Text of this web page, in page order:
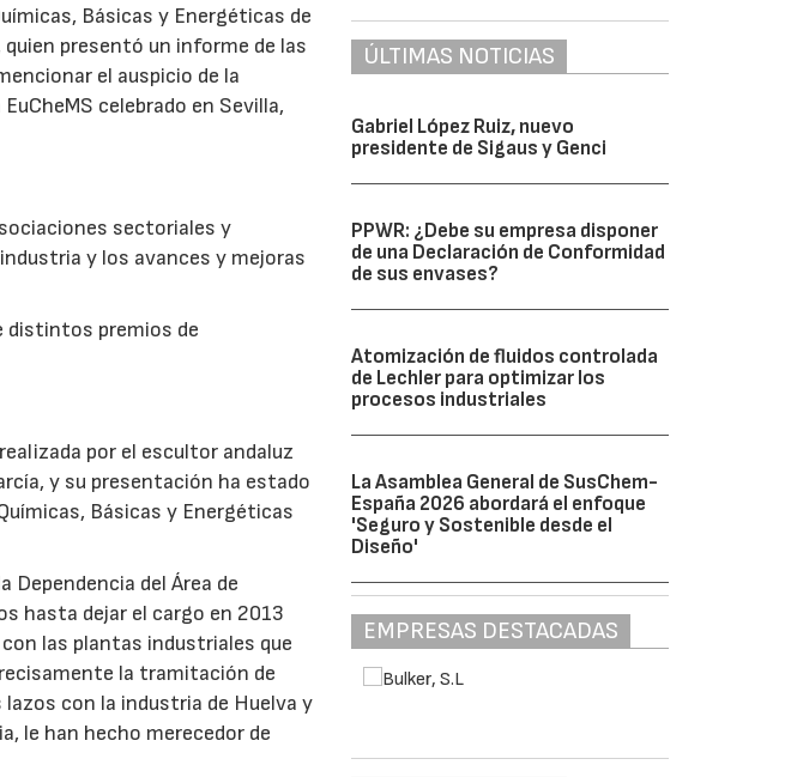
Básicas y Energéticas de
presentó un informe de las
el auspicio de la
celebrado en Sevilla,
sectoriales y
y los avances y mejoras
distintos premios de
por el escultor andaluz
y su presentación ha estado
Básicas y Energéticas
Dependencia del Área de
hasta dejar el cargo en 2013
las plantas industriales que
la tramitación de
con la industria de Huelva y
le han hecho merecedor de
ÚLTIMAS NOTICIAS
Gabriel López Ruiz, nuevo
presidente de Sigaus y Genci
PPWR: ¿Debe su empresa disponer
de una Declaración de Conformidad
de sus envases?
Atomización de fluidos controlada
de Lechler para optimizar los
procesos industriales
La Asamblea General de SusChem-
España 2026 abordará el enfoque
'Seguro y Sostenible desde el
Diseño'
EMPRESAS DESTACADAS